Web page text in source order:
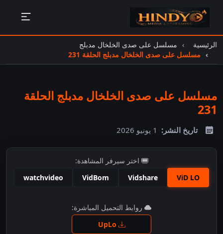
الرئيسية
مسلسل على صدى الخلخال مدبلج
مسلسل على صدى الخلخال مدبلج الحلقة 231
مسلسل على صدى الخلخال مدبلج الحلقة
231
تاريخ النشر: 1 يونيو 2026
اختر سيرفر المشاهدة:
ViD LO
Vidshare
VidBom
watchvideo
اضغط للمشاهدة
روابط التحميل المباشرة: